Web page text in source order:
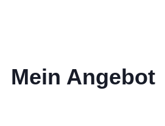
Mein Angebot